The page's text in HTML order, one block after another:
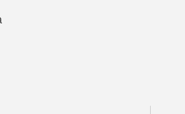
wij het belangrijk dat wij u
nieuwe ontwikkelingen,
het bevolkingsonderzoek